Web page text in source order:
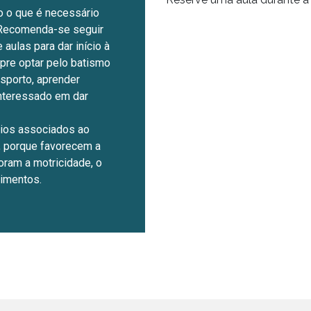
o que é necessário
se seguir
para dar início à
optar pelo batismo
aprender
em dar
associados ao
favorecem a
a motricidade, o